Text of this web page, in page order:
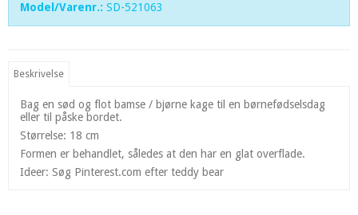
Model/Varenr.: SD-521063
Beskrivelse
Bag en sød og flot bamse / bjørne kage til en børnefødselsdag
eller til påske bordet.
Størrelse: 18 cm
Formen er behandlet, således at den har en glat overflade.
Ideer: Søg Pinterest.com efter teddy bear